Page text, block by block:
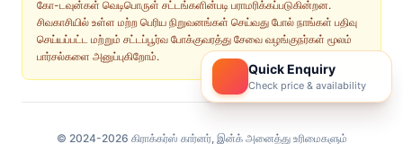
Quick Enquiry
Check price & availability
கோ-டவுன்கள் வெடிபொருள் சட்டங்களின்படி பராமரிக்கப்படுகின்றன.
சிவகாசியில் உள்ள மற்ற பெரிய நிறுவனங்கள் செய்வது போல் நாங்கள் பதிவு
செய்யப்பட்ட மற்றும் சட்டப்பூர்வ போக்குவரத்து சேவை வழங்குநர்கள் மூலம்
பார்சல்களை அனுப்புகிறோம்.
© 2024-2026 கிராக்கர்ஸ் கார்னர், இன்க் அனைத்து உரிமைகளும்